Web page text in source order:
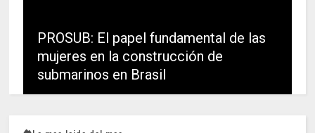
PROSUB: El papel fundamental de las
mujeres en la construcción de
submarinos en Brasil